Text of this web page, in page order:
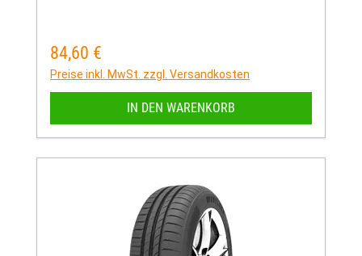
Regulärer Preis:
84,60 €
Preise inkl. MwSt. zzgl. Versandkosten
IN DEN WARENKORB